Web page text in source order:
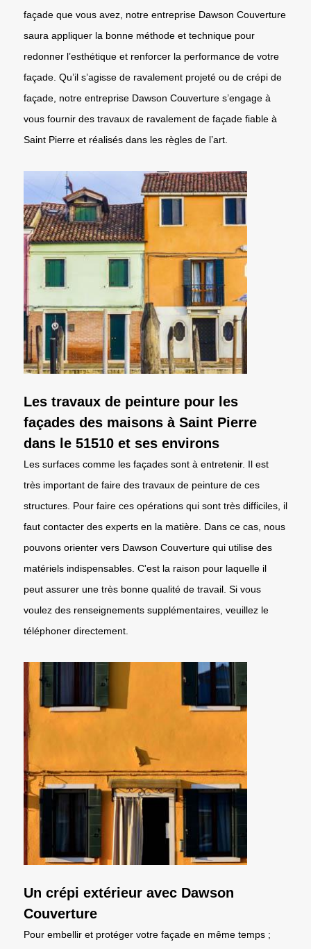
façade que vous avez, notre entreprise Dawson Couverture
saura appliquer la bonne méthode et technique pour
redonner l’esthétique et renforcer la performance de votre
façade. Qu’il s’agisse de ravalement projeté ou de crépi de
façade, notre entreprise Dawson Couverture s’engage à
vous fournir des travaux de ravalement de façade fiable à
Saint Pierre et réalisés dans les règles de l’art.
Les travaux de peinture pour les
façades des maisons à Saint Pierre
dans le 51510 et ses environs
Les surfaces comme les façades sont à entretenir. Il est
très important de faire des travaux de peinture de ces
structures. Pour faire ces opérations qui sont très difficiles, il
faut contacter des experts en la matière. Dans ce cas, nous
pouvons orienter vers Dawson Couverture qui utilise des
matériels indispensables. C'est la raison pour laquelle il
peut assurer une très bonne qualité de travail. Si vous
voulez des renseignements supplémentaires, veuillez le
téléphoner directement.
Un crépi extérieur avec Dawson
Couverture
Pour embellir et protéger votre façade en même temps ;